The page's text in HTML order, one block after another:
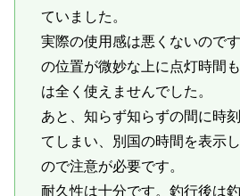
ていました。
実際の使用感は悪くないので
の位置が微妙な上に点灯時間
は全く使えませんでした。
あと、知らず知らずの間に時
てしまい、別国の時間を表示
ので注意が必要です。
耐久性は十分です。釣行後は